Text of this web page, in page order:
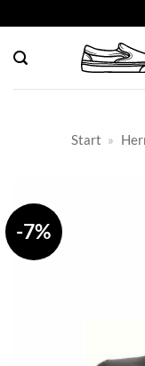
springen
Start »
-7%